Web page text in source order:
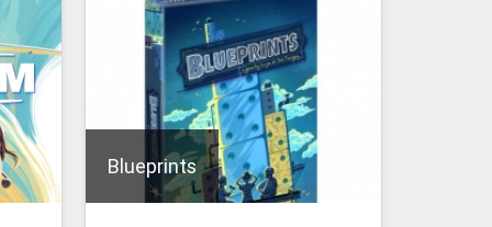
Blueprints